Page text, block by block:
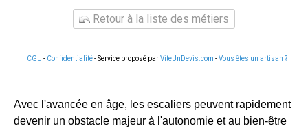
Retour à la liste des métiers
CGU - Confidentialité- Service proposé parViteUnDevis.com -Vous êtes un artisan ?
Avec l'avancée en âge, les escaliers peuvent rapidement
devenir un obstacle majeur à l'autonomie et au bien-être